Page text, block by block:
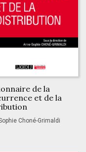
de la
et de la
Choné-Grimaldi